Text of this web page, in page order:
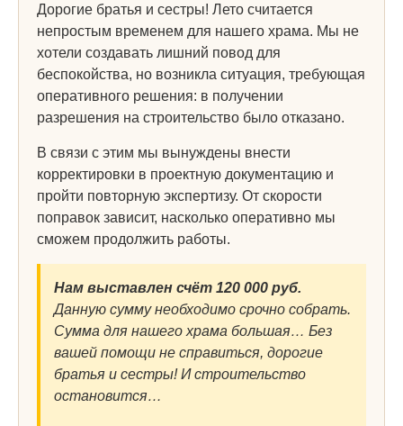
Дорогие братья и сестры! Лето считается
непростым временем для нашего храма. Мы не
хотели создавать лишний повод для
беспокойства, но возникла ситуация, требующая
оперативного решения: в получении
разрешения на строительство было отказано.
В связи с этим мы вынуждены внести
корректировки в проектную документацию и
пройти повторную экспертизу. От скорости
поправок зависит, насколько оперативно мы
сможем продолжить работы.
Нам выставлен счёт 120 000 руб.
Данную сумму необходимо срочно собрать.
Сумма для нашего храма большая… Без
вашей помощи не справиться, дорогие
братья и сестры! И строительство
остановится…